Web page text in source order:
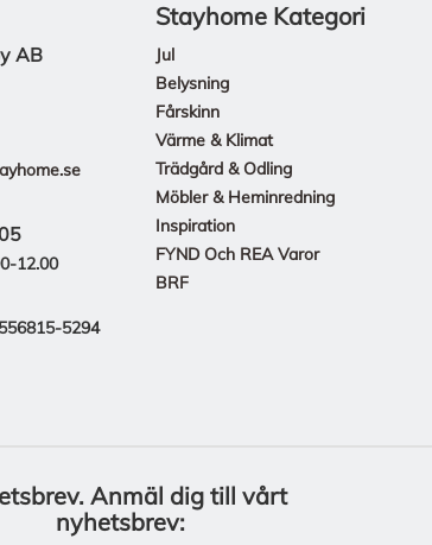
AB
12.00
5294
Stayhome Kategori
Jul
Belysning
Fårskinn
Värme & Klimat
Trädgård & Odling
Möbler & Heminredning
Inspiration
FYND Och REA Varor
BRF
Anmäl dig till vårt
nyhetsbrev: